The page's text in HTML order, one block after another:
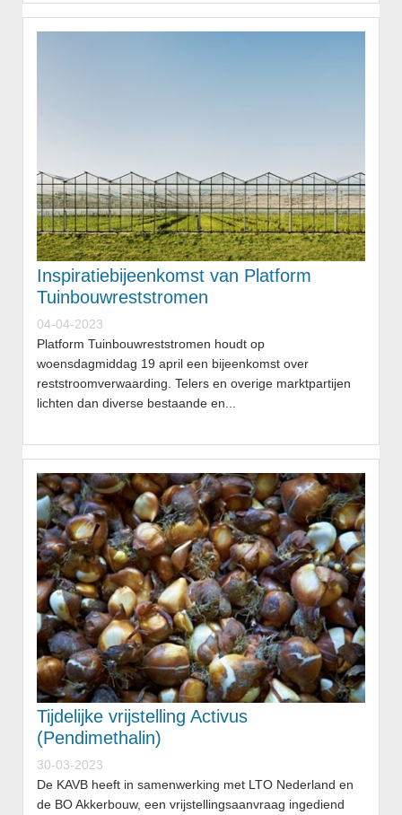
Inspiratiebijeenkomst van Platform
Tuinbouwreststromen
04-04-2023
Platform Tuinbouwreststromen houdt op
woensdagmiddag 19 april een bijeenkomst over
reststroomverwaarding. Telers en overige marktpartijen
lichten dan diverse bestaande en...
Tijdelijke vrijstelling Activus
(Pendimethalin)
30-03-2023
De KAVB heeft in samenwerking met LTO Nederland en
de BO Akkerbouw, een vrijstellingsaanvraag ingediend